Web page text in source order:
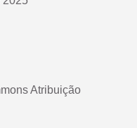
Atribuição